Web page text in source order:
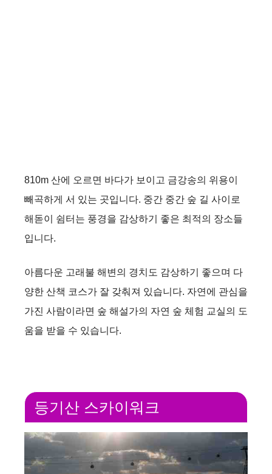
810m 산에 오르면 바다가 보이고 금강송의 위용이
빼곡하게 서 있는 곳입니다. 중간 중간 숲 길 사이로
해돋이 쉼터는 풍경을 감상하기 좋은 최적의 장소들
입니다.
아름다운 고래불 해변의 경치도 감상하기 좋으며 다
양한 산책 코스가 잘 갖춰져 있습니다. 자연에 관심을
가진 사람이라면 숲 해설가의 자연 숲 체험 교실의 도
움을 받을 수 있습니다.
등기산 스카이워크